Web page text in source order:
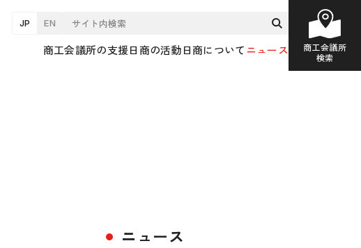
JP EN
商工会議所の支援日商の活動日商についてニュース
商工会議所
検索
ニュース